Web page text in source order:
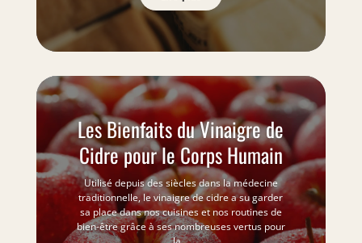
Les Bienfaits du Vinaigre de
Cidre pour le Corps Humain
Utilisé depuis des siècles dans la médecine
traditionnelle, le vinaigre de cidre a su garder
sa place dans nos cuisines et nos routines de
bien-être grâce à ses nombreuses vertus pour